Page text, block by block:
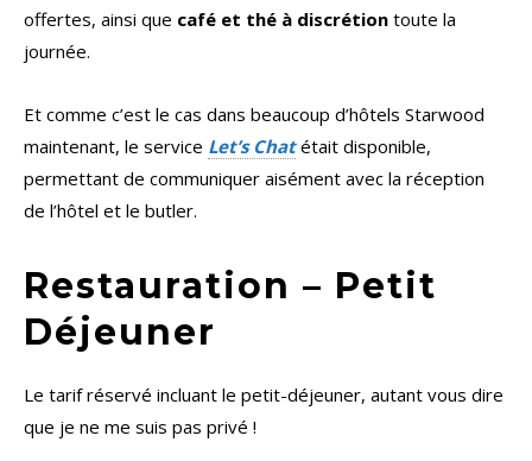
offertes, ainsi que café et thé à discrétion toute la
journée.
Et comme c’est le cas dans beaucoup d’hôtels Starwood
maintenant, le service Let’s Chatétait disponible,
permettant de communiquer aisément avec la réception
de l’hôtel et le butler.
Restauration – Petit
Déjeuner
Le tarif réservé incluant le petit-déjeuner, autant vous dire
que je ne me suis pas privé !